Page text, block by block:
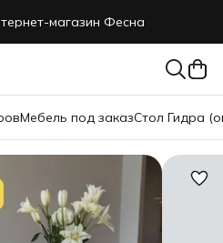
магазин Фесна
Мебель под заказСтол Гидра